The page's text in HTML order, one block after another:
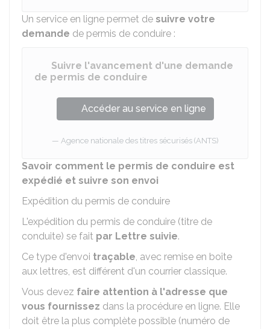
Un service en ligne permet de suivre votre
demande de permis de conduire :
Suivre l'avancement d'une demande
de permis de conduire
Accéder au service en ligne
Agence nationale des titres sécurisés (ANTS)
Savoir comment le permis de conduire est
expédié et suivre son envoi
Expédition du permis de conduire
L'expédition du permis de conduire (titre de
conduite) se fait par Lettre suivie.
Ce type d'envoi traçable, avec remise en boîte
aux lettres, est différent d'un courrier classique.
Vous devez faire attention à l'adresse que
vous fournissez dans la procédure en ligne. Elle
doit être la plus complète possible (numéro de